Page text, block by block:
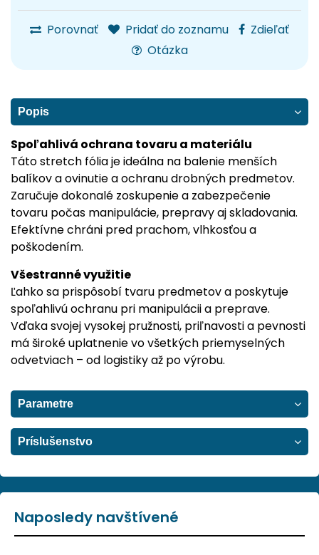
Porovnať Pridať do zoznamu
Zdieľať
Otázka
Popis
Spoľahlivá ochrana tovaru a materiálu
Táto stretch fólia je ideálna na balenie menších
balíkov a ovinutie a ochranu drobných predmetov.
Zaručuje dokonalé zoskupenie a zabezpečenie
tovaru počas manipulácie, prepravy aj skladovania.
Efektívne chráni pred prachom, vlhkosťou a
poškodením.
Všestranné využitie
Ľahko sa prispôsobí tvaru predmetov a poskytuje
spoľahlivú ochranu pri manipulácii a preprave.
Vďaka svojej vysokej pružnosti, priľnavosti a pevnosti
má široké uplatnenie vo všetkých priemyselných
odvetviach – od logistiky až po výrobu.
Parametre
Príslušenstvo
Naposledy navštívené